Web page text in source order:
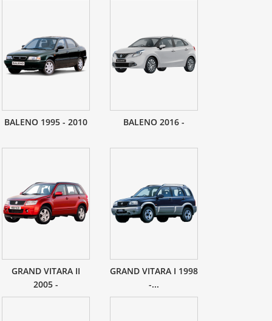
BALENO 1995 - 2010 BALENO 2016 -
GRAND VITARA II
2005 -
GRAND VITARA I 1998
-...